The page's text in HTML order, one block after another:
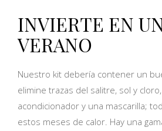
INVIERTE EN
VERANO
Nuestro kit debería contener un
elimine trazas del salitre, sol y
acondicionador y una mascarilla;
estos meses de calor. Hay una